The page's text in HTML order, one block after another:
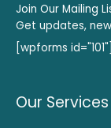
Join Our Mailing
Get updates,
[wpforms id="101"]
Our Services